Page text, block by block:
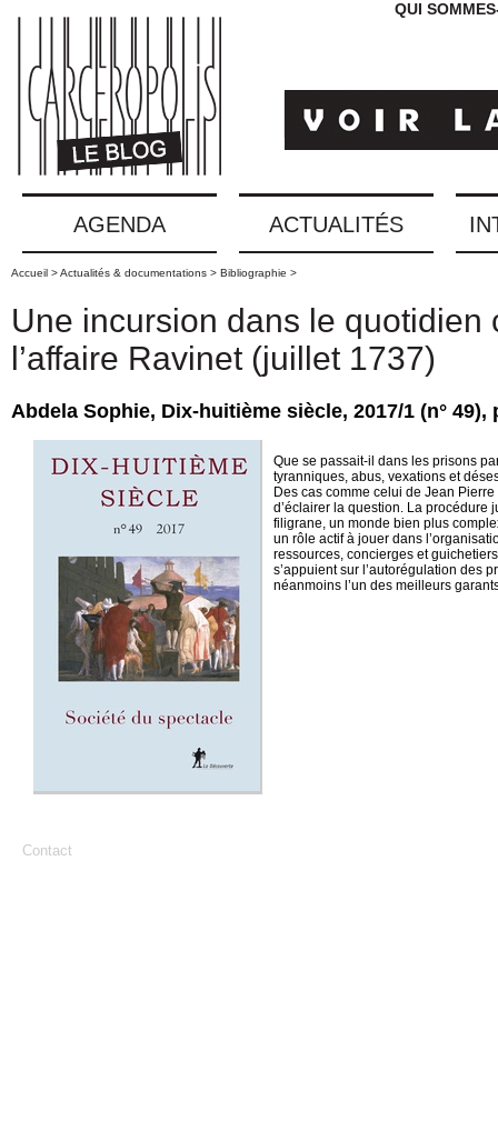
QUI
AGENDA ACTUALITÉS
Accueil >Actualités & documentations > Bibliographie >
Une incursion dans le quotidien
l’affaire Ravinet (juillet 1737)
Abdela Sophie, Dix-huitième siècle, 2017/1 (n° 49),
Que se passait-il dans les prisons
tyranniques, abus, vexations et
Des cas comme celui de Jean
d’éclairer la question. La procédure
filigrane, un monde bien plus
un rôle actif à jouer dans
ressources, concierges et
s’appuient sur l’autorégulation des
néanmoins l’un des meilleurs
Contact